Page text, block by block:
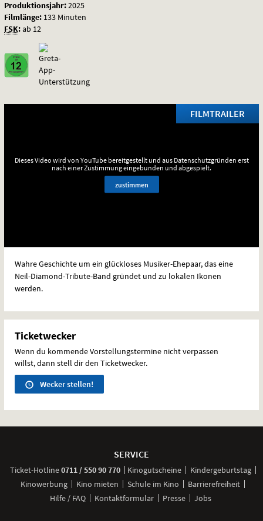
Produktionsjahr:2025
Filmlänge: 133 Minuten
FSK:ab 12
FILMTRAILER
Dieses Video wird von YouTube bereitgestellt und aus Datenschutzgründen erst
nach einer Zustimmung eingebunden und abgespielt.
zustimmen
Wahre Geschichte um ein glückloses Musiker-Ehepaar, das eine
Neil-Diamond-Tribute-Band gründet und zu lokalen Ikonen
werden.
Ticketwecker
Wenn du kommende Vorstellungstermine nicht verpassen
willst, dann stell dir den Ticketwecker.
Wecker stellen!
SERVICE
Ticket-Hotline0711 / 550 90 770anrufen
Kinogutscheine
Kindergeburtstag
Kinowerbung
Kino mieten Schule im Kino
Barrierefreiheit
Hilfe / FAQ
Kontaktformular Presse Jobs